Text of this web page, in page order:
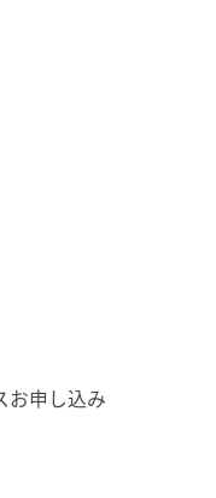
お申し込み